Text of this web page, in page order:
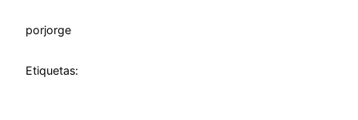
porjorge
Etiquetas: